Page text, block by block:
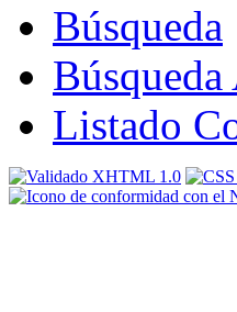
Búsqueda
Búsqueda
Listado